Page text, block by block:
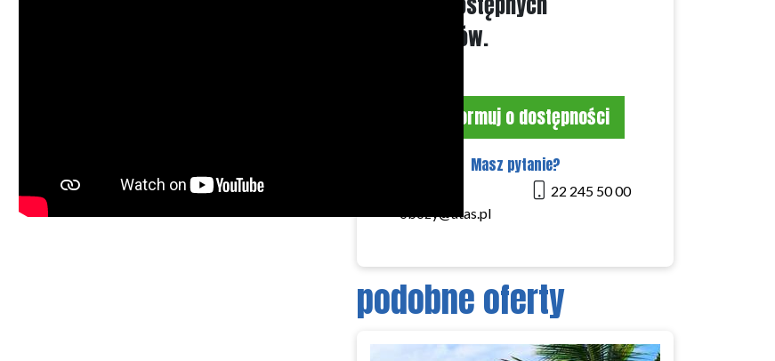
terminów.
Poinformuj o dostępności
Masz pytanie?
obozy@atas.pl
22 245 50 00
podobne oferty